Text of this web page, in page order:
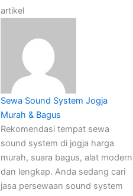
artikel
Sewa Sound System Jogja
Murah & Bagus
Rekomendasi tempat sewa
sound system di jogja harga
murah, suara bagus, alat modern
dan lengkap. Anda sedang cari
jasa persewaan sound system